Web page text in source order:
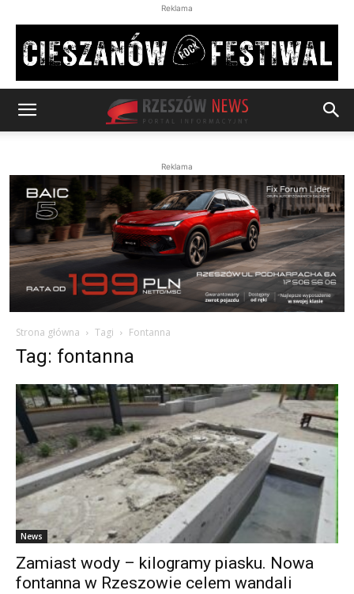
Reklama
Reklama
Strona główna Tagi Fontanna
Tag: fontanna
News
Zamiast wody – kilogramy piasku. Nowa
fontanna w Rzeszowie celem wandali